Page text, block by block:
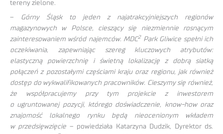
tereny zielone.
– Górny Śląsk to jeden z najatrakcyjniejszych regionów
magazynowych w Polsce, cieszący się niezmiennie rosnącym
zainteresowaniem wśród najemców. MDC2 Park Gliwice spełni ich
oczekiwania, zapewniając szereg kluczowych atrybutów:
elastyczną powierzchnię i świetną lokalizację z dobrą siatką
połączeń z pozostałymi częściami kraju oraz regionu, jak również
dostęp do wykwalifikowanych pracowników. Cieszymy się również,
że współpracujemy przy tym projekcie z inwestorem
o ugruntowanej pozycji, którego doświadczenie, know-how oraz
znajomość lokalnego rynku będą nieocenionym wkładem
w przedsięwzięcie – powiedziała Katarzyna Dudzik, Dyrektor ds.